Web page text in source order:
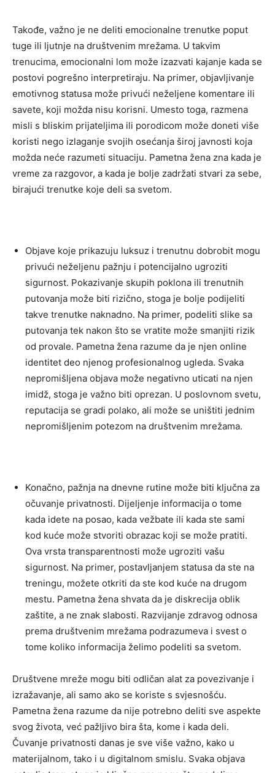
Takođe, važno je ne deliti emocionalne trenutke poput
tuge ili ljutnje na društvenim mrežama. U takvim
trenucima, emocionalni lom može izazvati kajanje kada se
postovi pogrešno interpretiraju. Na primer, objavljivanje
emotivnog statusa može privući neželjene komentare ili
savete, koji možda nisu korisni. Umesto toga, razmena
misli s bliskim prijateljima ili porodicom može doneti više
koristi nego izlaganje svojih osećanja široj javnosti koja
možda neće razumeti situaciju. Pametna žena zna kada je
vreme za razgovor, a kada je bolje zadržati stvari za sebe,
birajući trenutke koje deli sa svetom.
Objave koje prikazuju luksuz i trenutnu dobrobit mogu
privući neželjenu pažnju i potencijalno ugroziti
sigurnost. Pokazivanje skupih poklona ili trenutnih
putovanja može biti rizično, stoga je bolje podijeliti
takve trenutke naknadno. Na primer, podeliti slike sa
putovanja tek nakon što se vratite može smanjiti rizik
od provale. Pametna žena razume da je njen online
identitet deo njenog profesionalnog ugleda. Svaka
nepromišljena objava može negativno uticati na njen
imidž, stoga je važno biti oprezan. U poslovnom svetu,
reputacija se gradi polako, ali može se uništiti jednim
nepromišljenim potezom na društvenim mrežama.
Konačno, pažnja na dnevne rutine može biti ključna za
očuvanje privatnosti. Dijeljenje informacija o tome
kada idete na posao, kada vežbate ili kada ste sami
kod kuće može stvoriti obrazac koji se može pratiti.
Ova vrsta transparentnosti može ugroziti vašu
sigurnost. Na primer, postavljanjem statusa da ste na
treningu, možete otkriti da ste kod kuće na drugom
mestu. Pametna žena shvata da je diskrecija oblik
zaštite, a ne znak slabosti. Razvijanje zdravog odnosa
prema društvenim mrežama podrazumeva i svest o
tome koliko informacija želimo podeliti sa svetom.
Društvene mreže mogu biti odličan alat za povezivanje i
izražavanje, ali samo ako se koriste s svjesnošću.
Pametna žena razume da nije potrebno deliti sve aspekte
svog života, već pažljivo bira šta, kome i kada deli.
Čuvanje privatnosti danas je sve više važno, kako u
materijalnom, tako i u digitalnom smislu. Svaka objava